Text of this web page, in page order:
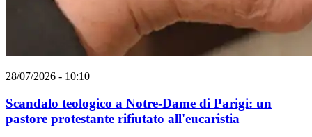
28/07/2026 - 10:10
Scandalo teologico a Notre-Dame di Parigi: un
pastore protestante rifiutato all'eucaristia